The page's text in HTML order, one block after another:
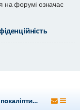
на форумі означає
Постапокаліптичний форум